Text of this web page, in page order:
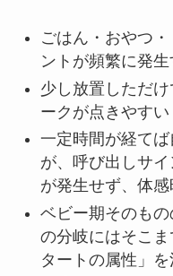
ごはん・おやつ
ントが頻繁に発生
少し放置しただ
ークが点きやすい
一定時間が経て
が、呼び出しサ
が発生せず、体
ベビー期そのも
の分岐にはそこ
タートの属性」